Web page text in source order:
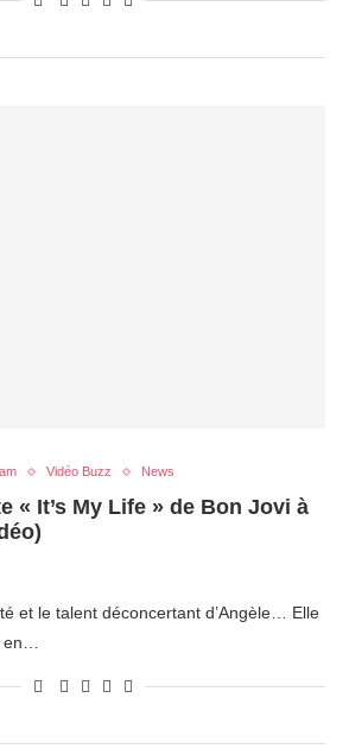
Vidéo Buzz News
« It’s My Life » de Bon Jovi à
et le talent déconcertant d’Angèle… Elle